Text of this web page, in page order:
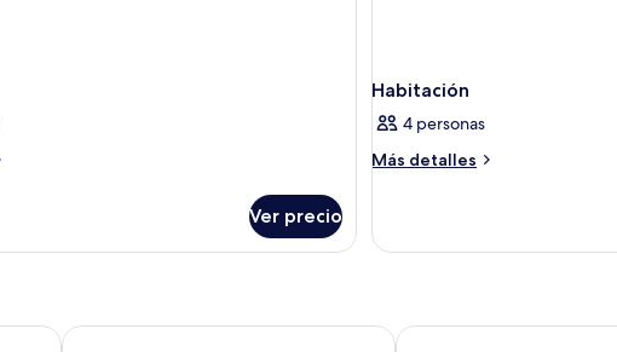
Ver precio
Habitación
4 personas
Más detalles
Más
Hotel Posada San Javier HOTEL SANTA MARIA